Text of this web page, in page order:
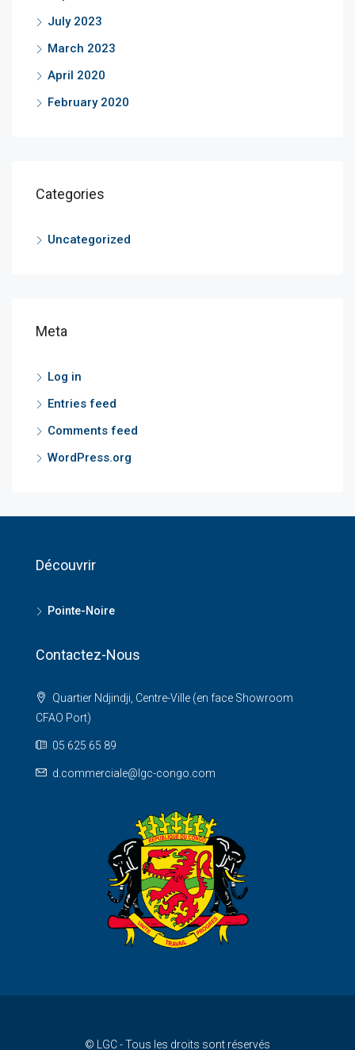
July 2023
March 2023
April 2020
February 2020
Categories
Uncategorized
Meta
Log in
Entries feed
Comments feed
WordPress.org
Découvrir
Pointe-Noire
Contactez-Nous
Quartier Ndjindji, Centre-Ville (en face Showroom
CFAO Port)
05 625 65 89
d.commerciale@lgc-congo.com
© LGC - Tous les droits sont réservés